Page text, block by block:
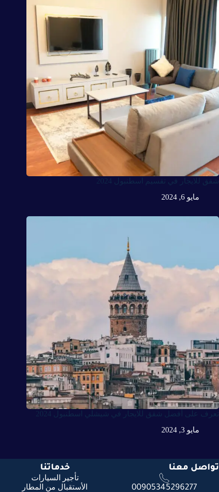
شقق للايجار في تقسيم اسطنبول 2024
مايو 6, 2024
تعرف على أفضل شقق للايجار في شيشلي اسطنبول 2024
مايو 3, 2024
تواصل معنا
00905345296277
خدماتنا
تأجير السيارات
الأستقبال من المطار